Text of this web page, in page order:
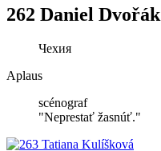
262 Daniel Dvořák
Чехия
Aplaus
scénograf
"Neprestať žasnúť."